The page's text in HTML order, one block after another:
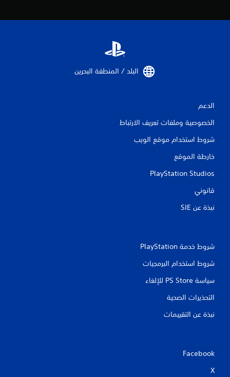
البلد / المنطقة البحرين‏
الدعم
الخصوصية وملفات تعريف الارتباط
شروط استخدام موقع الويب
خارطة الموقع
PlayStation Studios
قانوني
نبذة عن SIE‏
شروط خدمة PlayStation‏
شروط استخدام البرمجيات
سياسة PS Store للإلغاء
التحذيرات الصحية
نبذة عن التقييمات
Facebook
X